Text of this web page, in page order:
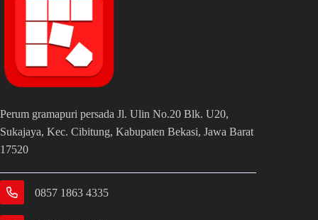
Perum gramapuri persada Jl. Ulin No.20 Blk. U20,
Sukajaya, Kec. Cibitung, Kabupaten Bekasi, Jawa Barat
17520
0857 1863 4335